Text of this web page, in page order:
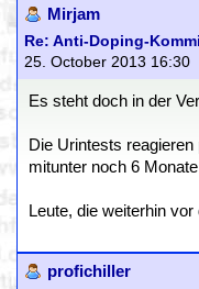
Mirjam
Re: Anti-Doping-
25. October 2013 16:30
Es steht doch in der
Die Urintests
mitunter noch 6
Leute, die weiterhin
profichiller